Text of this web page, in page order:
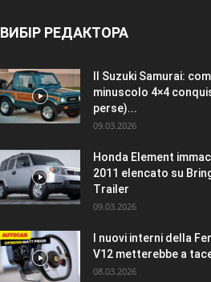
ВИБІР РЕДАКТОРА
Il Suzuki Samurai:
minuscolo 4×4
perse)...
09.03.2026
Honda Element
2011 elencato su
Trailer
09.03.2026
I nuovi interni della
V12 metterebbe a
08.03.2026